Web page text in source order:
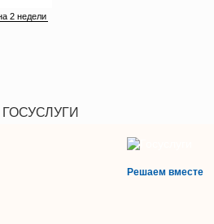
ГОСУСЛУГИ
Решаем вместе